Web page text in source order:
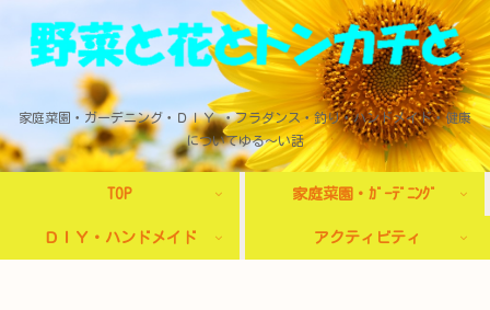
家庭菜園・ガーデニング・ＤＩＹ ・フラダンス・釣り・ハンドメイド・健康
についてゆる～い話
TOP 家庭菜園・ｶﾞｰﾃﾞﾆﾝｸﾞ
ＤＩＹ・ハンドメイド アクティビティ